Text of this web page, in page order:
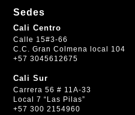
Sedes
Cali Centro
Calle 15#3-66
C.C. Gran Colmena local 104
+57 3045612675
Cali Sur
Carrera 56 # 11A-33
Local 7 “Las Pilas”
+57 300 2154960